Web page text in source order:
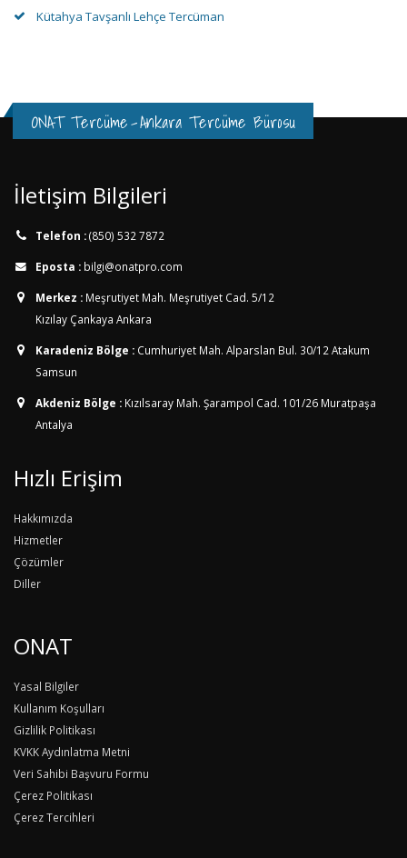
Kütahya Tavşanlı Lehçe Tercüman
ONAT Tercüme-Ankara Tercüme Bürosu
İletişim Bilgileri
Telefon :(850) 532 7872
Eposta : bilgi@onatpro.com
Merkez : Meşrutiyet Mah. Meşrutiyet Cad. 5/12
Kızılay Çankaya Ankara
Karadeniz Bölge : Cumhuriyet Mah. Alparslan Bul. 30/12 Atakum
Samsun
Akdeniz Bölge : Kızılsaray Mah. Şarampol Cad. 101/26 Muratpaşa
Antalya
Hızlı Erişim
Hakkımızda
Hizmetler
Çözümler
Diller
ONAT
Yasal Bilgiler
Kullanım Koşulları
Gizlilik Politikası
KVKK Aydınlatma Metni
Veri Sahibi Başvuru Formu
Çerez Politikası
Çerez Tercihleri